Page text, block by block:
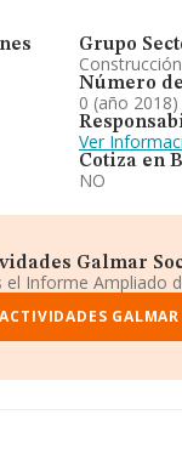
Grupo
Número
0 (año 2018)
Ver
Cotiza en
NO
Galmar
Informe Ampliado